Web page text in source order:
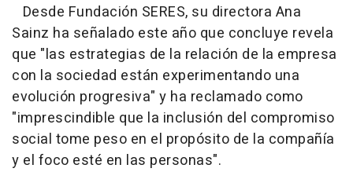
Desde Fundación SERES, su directora Ana
Sainz ha señalado este año que concluye revela
que "las estrategias de la relación de la empresa
con la sociedad están experimentando una
evolución progresiva" y ha reclamado como
"imprescindible que la inclusión del compromiso
social tome peso en el propósito de la compañía
y el foco esté en las personas".